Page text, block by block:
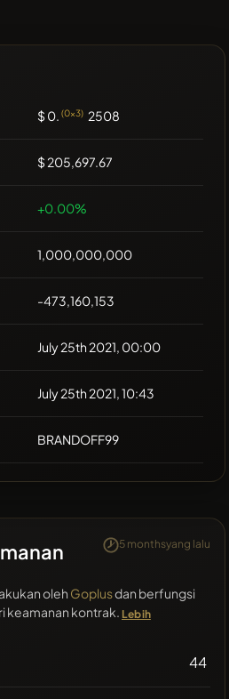
$ 0. (0x3) 2508
$ 205,697.67
+0.00%
1,000,000,000
-473,160,153
July 25th 2021, 00:00
July 25th 2021, 10:43
BRANDOFF99
5 monthsyang lalu
oleh Goplusdan berfungsi
keamanan kontrak. Lebih
44